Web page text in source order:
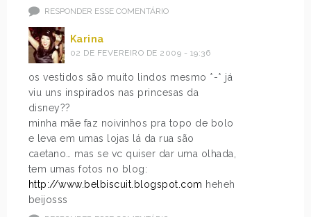
RESPONDER ESSE COMENTÁRIO
Karina
02 DE FEVEREIRO DE 2009 - 19:36
os vestidos são muito lindos mesmo *-* já
viu uns inspirados nas princesas da
disney??
minha mãe faz noivinhos pra topo de bolo
e leva em umas lojas lá da rua são
caetano… mas se vc quiser dar uma olhada,
tem umas fotos no blog:
http://www.belbiscuit.blogspot.com heheh
beijosss